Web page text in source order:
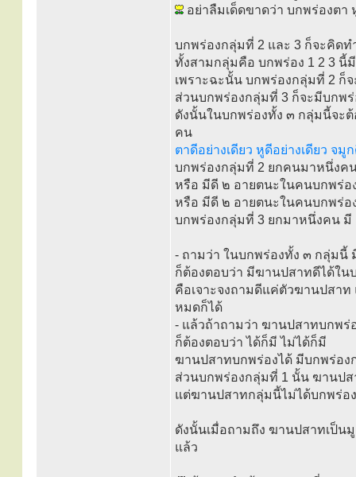
อย่าลืมเด็ดขาดว่า บกพร่องตา
บกพร่องกลุ่มที่ 2 และ 3 ก็จะคิด
ทั้งสามกลุ่มคือ บกพร่อง 1 2 3 นี้
เพราะฉะนั้น บกพร่องกลุ่มที่ 2 ก็
ส่วนบกพร่องกลุ่มที่ 3 ก็จะมีบกพ
ดังนั้นในบกพร่องทั้ง ๓ กลุ่มนี้จะ
คน
ตาดีอย่างเดียว หูดีอย่างเดียว จมู
บกพร่องกลุ่มที่ 2 ยกคนมาหนึ่งค
หรือ มีดี ๒ อายตนะในคนบกพร่อ
หรือ มีดี ๒ อายตนะในคนบกพร่อ
บกพร่องกลุ่มที่ 3 ยกมาหนึ่งคน มี
- ถามว่า ในบกพร่องทั้ง ๓ กลุ่ม
ก็ต้องตอบว่า มีฆานปสาทดีได้ใน
คือเจาะจงถามดีแค่ตัวฆานปสา
หมดก็ได้
- แล้วถ้าถามว่า ฆานปสาทบกพร่
ก็ต้องตอบว่า ได้ก็มี ไม่ได้ก็มี
ฆานปสาทบกพร่องได้ มีบกพร่อง
ส่วนบกพร่องกลุ่มที่ 1 นั้น ฆานป
แต่ฆานปสาทกลุ่มนี้ไม่ได้บกพร่อง
ดังนั้นเมื่อถามถึง ฆานปสาทเป็น
แล้ว